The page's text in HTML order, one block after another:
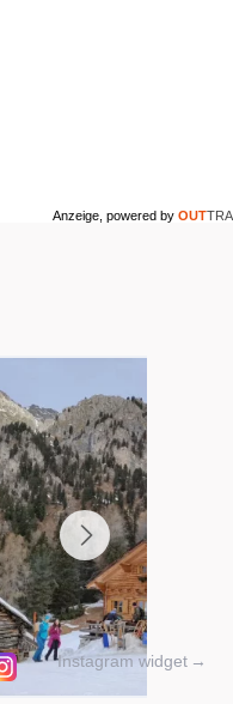
Anzeige, powered by OUTTRA
Instagram widget →